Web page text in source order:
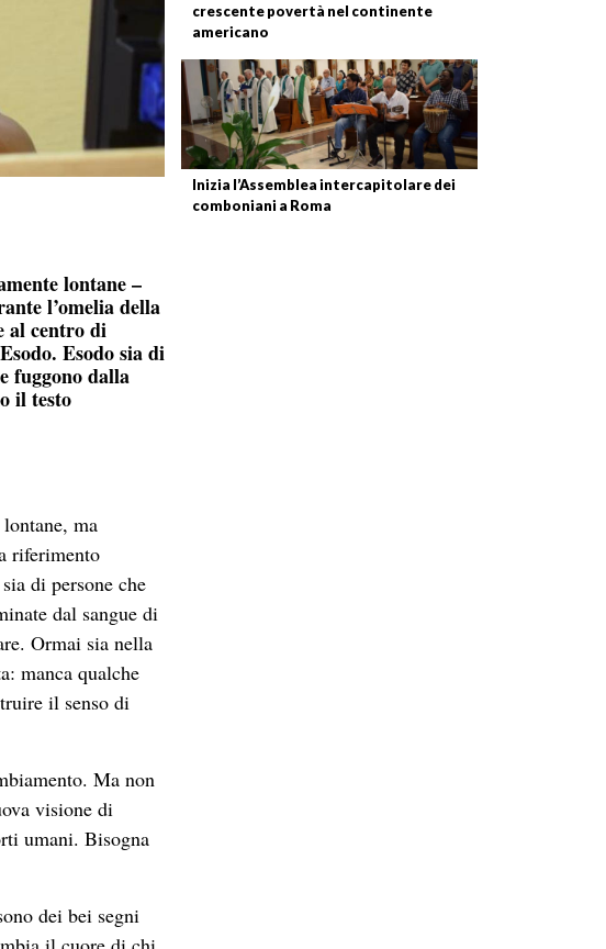
crescente povertà nel continente
americano
Inizia l’Assemblea intercapitolare dei
comboniani a Roma
lontane –
l’omelia della
al centro di
Esodo sia di
fuggono dalla
il testo
ma
riferimento
di persone che
dal sangue di
Ormai sia nella
manca qualche
il senso di
Ma non
visione di
umani. Bisogna
dei bei segni